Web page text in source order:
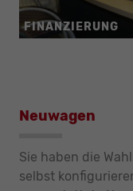
FINANZIERUNG
Neuwagen
Sie haben die
selbst